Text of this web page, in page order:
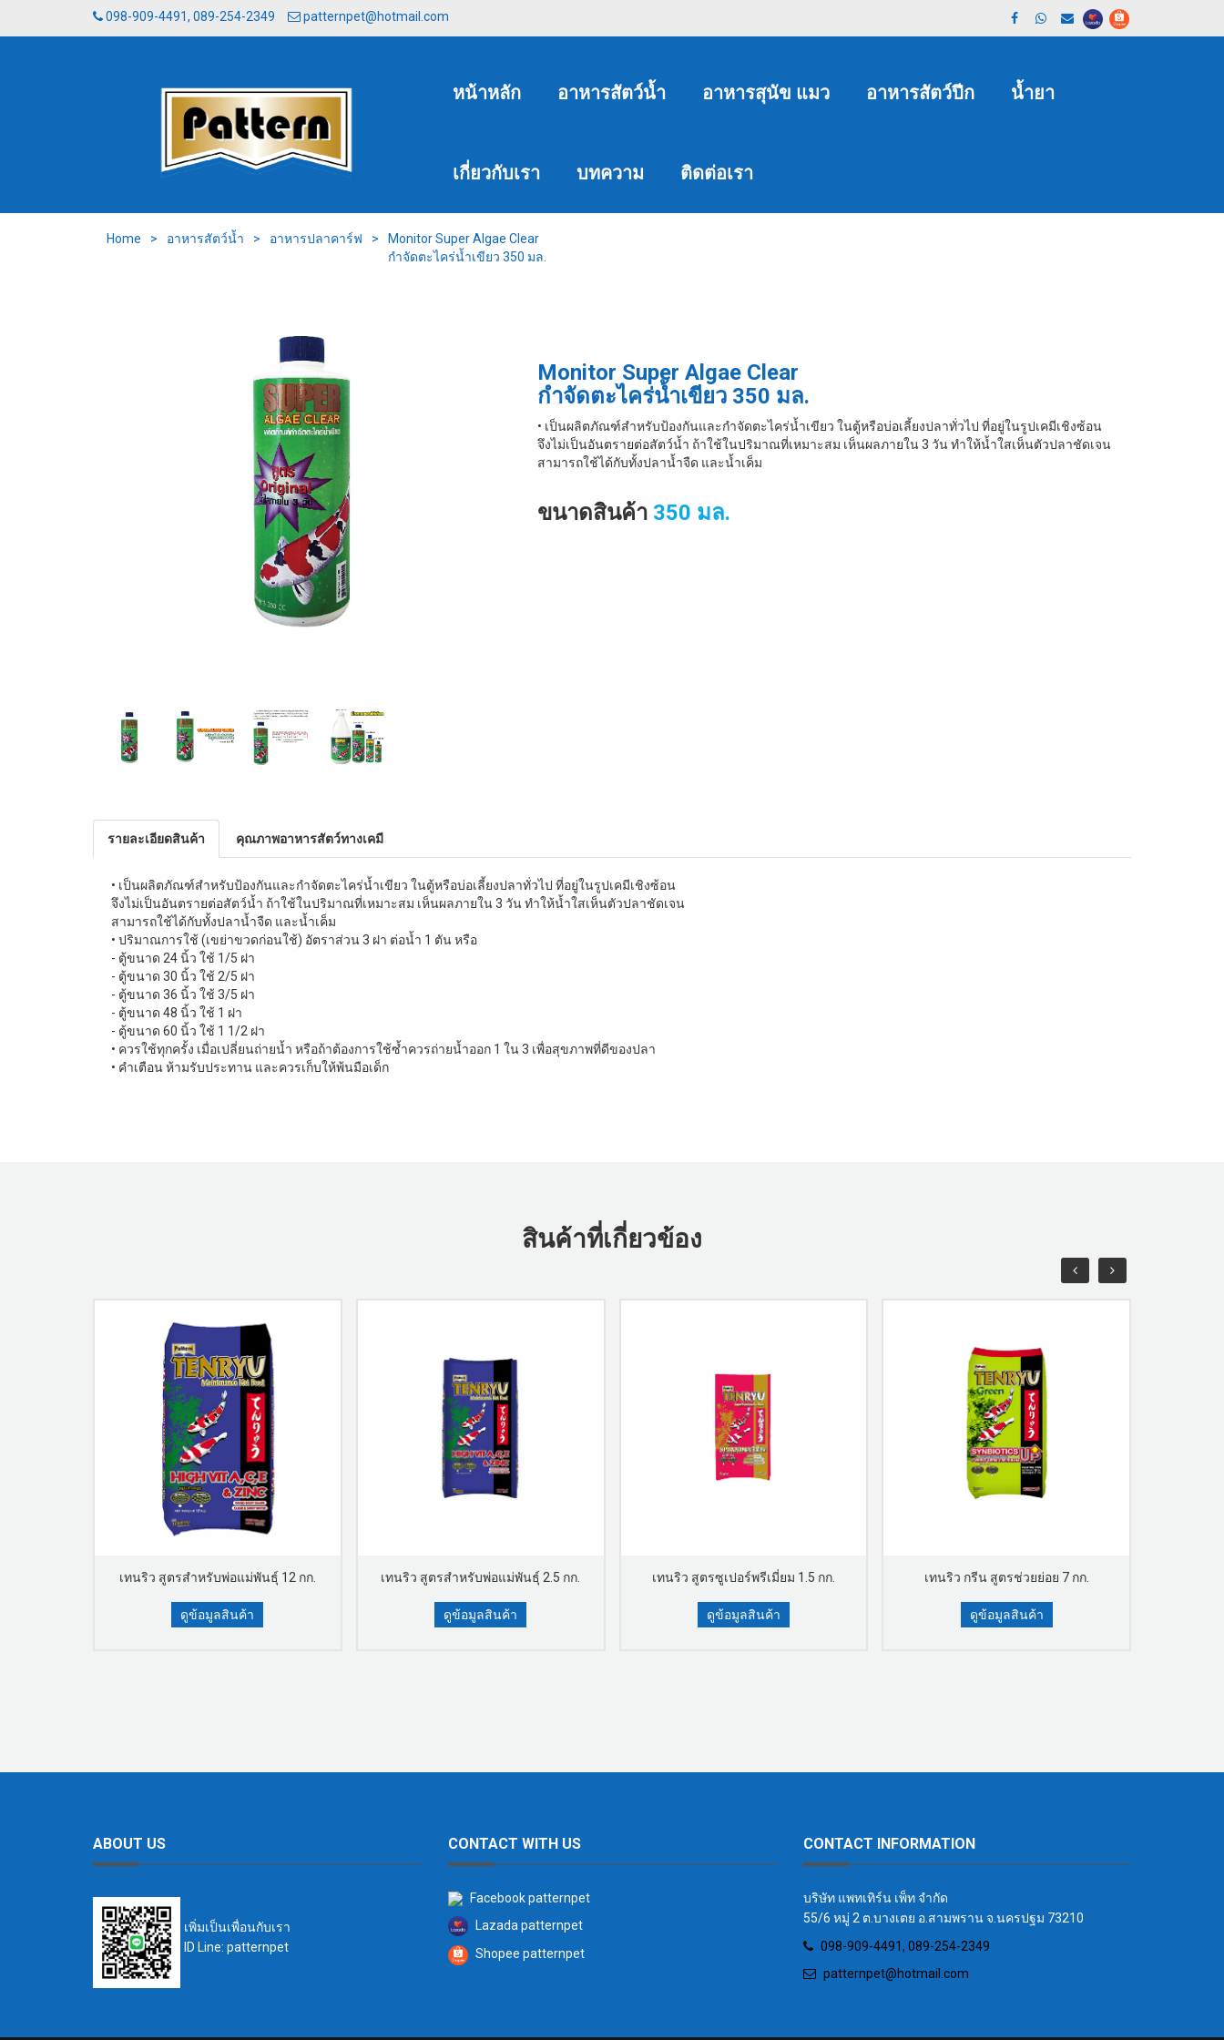
098-909-4491, 089-254-2349 patternpet@hotmail.com
หน้าหลัก อาหารสัตว์น้ำ อาหารสุนัข แมว อาหารสัตว์ปีก น้ำยา
เกี่ยวกับเรา บทความ ติดต่อเรา
Home > อาหารสัตว์น้ำ > อาหารปลาคาร์ฟ >
Monitor Super Algae Clear
กำจัดตะไคร่น้ำเขียว 350 มล.
Monitor Super Algae Clear
กำจัดตะไคร่น้ำเขียว 350 มล.
• เป็นผลิตภัณฑ์สำหรับป้องกันและกำจัดตะไคร่น้ำเขียว ในตู้หรือบ่อเลี้ยงปลาทั่วไป ที่อยู่ในรูปเคมีเชิงซ้อน
จึงไม่เป็นอันตรายต่อสัตว์น้ำ ถ้าใช้ในปริมาณที่เหมาะสม เห็นผลภายใน 3 วัน ทำให้น้ำใสเห็นตัวปลาชัดเจน
สามารถใช้ได้กับทั้งปลาน้ำจืด และน้ำเค็ม
ขนาดสินค้า 350 มล.
รายละเอียดสินค้า คุณภาพอาหารสัตว์ทางเคมี
• เป็นผลิตภัณฑ์สำหรับป้องกันและกำจัดตะไคร่น้ำเขียว ในตู้หรือบ่อเลี้ยงปลาทั่วไป ที่อยู่ในรูปเคมีเชิงซ้อน
จึงไม่เป็นอันตรายต่อสัตว์น้ำ ถ้าใช้ในปริมาณที่เหมาะสม เห็นผลภายใน 3 วัน ทำให้น้ำใสเห็นตัวปลาชัดเจน
สามารถใช้ได้กับทั้งปลาน้ำจืด และน้ำเค็ม
• ปริมาณการใช้ (เขย่าขวดก่อนใช้) อัตราส่วน 3 ฝา ต่อนํ้า 1 ตัน หรือ
- ตู้ขนาด 24 นิ้ว ใช้ 1/5 ฝา
- ตู้ขนาด 30 นิ้ว ใช้ 2/5 ฝา
- ตู้ขนาด 36 นิ้ว ใช้ 3/5 ฝา
- ตู้ขนาด 48 นิ้ว ใช้ 1 ฝา
- ตู้ขนาด 60 นิ้ว ใช้ 1 1/2 ฝา
• ควรใช้ทุกครั้ง เมื่อเปลี่ยนถ่ายน้ำ หรือถ้าต้องการใช้ซ้ำควรถ่ายน้ำออก 1 ใน 3 เพื่อสุขภาพที่ดีของปลา
• คำเตือน ห้ามรับประทาน และควรเก็บให้พ้นมือเด็ก
สินค้าที่เกี่ยวข้อง
เทนริว สูตรสำหรับพ่อแม่พันธุ์ 12 กก.
ดูข้อมูลสินค้า
เทนริว สูตรสำหรับพ่อแม่พันธุ์ 2.5 กก.
ดูข้อมูลสินค้า
เทนริว สูตรซูเปอร์พรีเมี่ยม 1.5 กก.
ดูข้อมูลสินค้า
เทนริว กรีน สูตรช่วยย่อย 7 กก.
ดูข้อมูลสินค้า
ABOUT US
เพิ่มเป็นเพื่อนกับเรา
ID Line: patternpet
CONTACT WITH US
Facebook patternpet
Lazada patternpet
Shopee patternpet
CONTACT INFORMATION
บริษัท แพทเทิร์น เพ็ท จำกัด
55/6 หมู่ 2 ต.บางเตย อ.สามพราน จ.นครปฐม 73210
098-909-4491, 089-254-2349
patternpet@hotmail.com